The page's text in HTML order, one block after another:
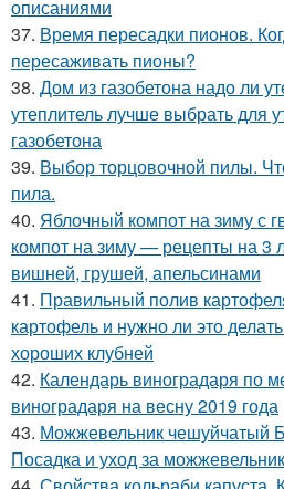
описаниями
37. Время пересадки пионов.
пересаживать пионы?
38. Дом из газобетона надо ли
утеплитель лучше выбрать для
газобетона
39. Выбор торцовочной пилы.
пила.
40. Яблочный компот на зиму с
компот на зиму — рецепты на 3
вишней, грушей, апельсинами
41. Правильный полив
картофель и нужно ли это
хороших клубней
42. Календарь виноградаря по
виноградаря на весну 2019 года
43. Можжевельник чешуйчатый
Посадка и уход за